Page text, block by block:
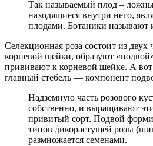
Так называемый плод –
находящиеся внутри него,
плодами. Ботаники называют
Селекционная роза состоит из двух
корневой шейки, образуют
прививают к корневой шейке. А
главный стебель — компонент
Надземную часть розового
собственно, и выращивают
привитый сорт. Подвой
типов дикорастущей розы
размножается семенами.